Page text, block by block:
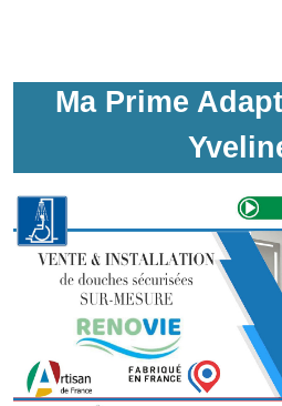
Ma Prime